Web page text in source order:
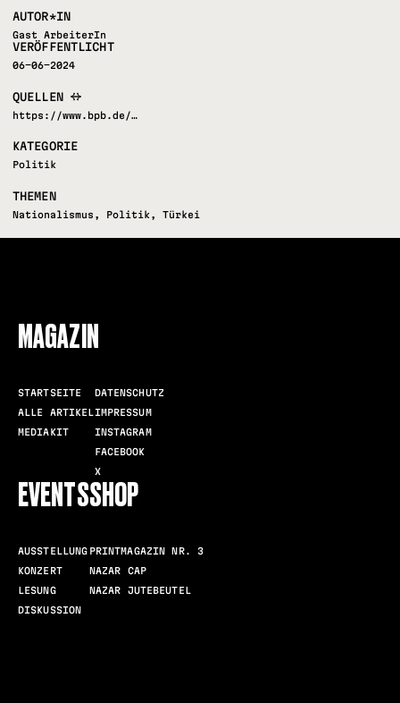
AUTOR*IN
Gast ArbeiterIn
VERÖFFENTLICHT
06-06-2024
QUELLEN
https://www.bpb.de/…
KATEGORIE
Politik
THEMEN
Nationalismus , Politik,Türkei
MAGAZIN
STARTSEITE
ALLE ARTIKEL
MEDIAKIT
DATENSCHUTZ
IMPRESSUM
INSTAGRAM
FACEBOOK
X
EVENTS
AUSSTELLUNG
KONZERT
LESUNG
DISKUSSION
SHOP
PRINTMAGAZIN NR. 3
NAZAR CAP
NAZAR JUTEBEUTEL